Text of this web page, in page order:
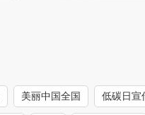
美丽中国全国 低碳日宣